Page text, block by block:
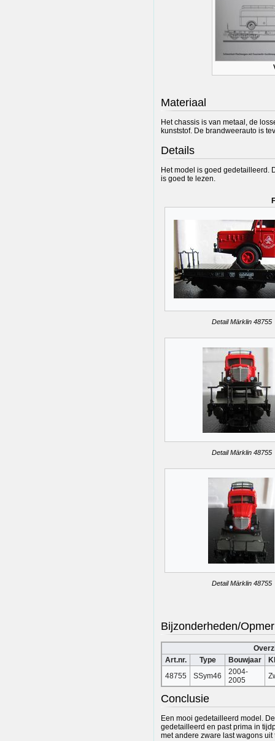
Materiaal
Het chassis is van metaal, de
kunststof. De brandweerauto is
Details
Het model is goed gedetailleerd.
is goed te lezen.
Detail Märklin 48755
Detail Märklin 48755
Detail Märklin 48755
Bijzonderheden/
Art.nr.
Type Bouwjaar
48755
SSym46
2004-
2005
Conclusie
Een mooi gedetailleerd model.
gedetailleerd en past prima in
met andere zware last wagons uit